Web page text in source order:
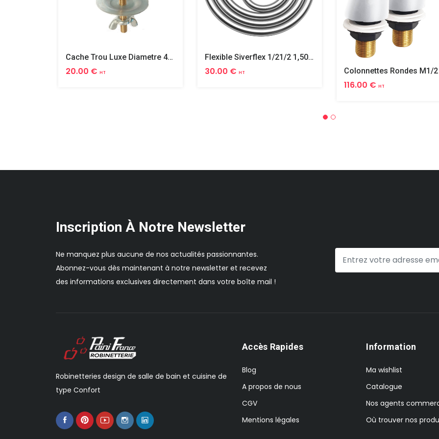
Cache Trou Luxe Diametre 40 Laiton
20.00 € HT
Flexible Siverflex 1/21/2 1,50m Tournant
30.00 € HT
116.00 € HT
Inscription À Notre Newsletter
Ne manquez plus aucune de nos actualités passionnantes.
Abonnez-vous dès maintenant à notre newsletter et recevez
des informations exclusives directement dans votre boîte mail !
Robinetteries design de salle de bain et cuisine de
type Confort
Accès Rapides
Blog
A propos de nous
CGV
Mentions légales
Information
Ma wishlist
Catalogue
Nos agents
Où trouver nos